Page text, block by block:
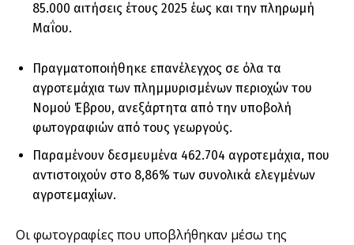
85.000 αιτήσεις έτους 2025 έως και την πληρωμή
Μαΐου.
Πραγματοποιήθηκε επανέλεγχος σε όλα τα
αγροτεμάχια των πλημμυρισμένων περιοχών του
Νομού Έβρου, ανεξάρτητα από την υποβολή
φωτογραφιών από τους γεωργούς.
Παραμένουν δεσμευμένα 462.704 αγροτεμάχια, που
αντιστοιχούν στο 8,86% των συνολικά ελεγμένων
αγροτεμαχίων.
Οι φωτογραφίες που υποβλήθηκαν μέσω της